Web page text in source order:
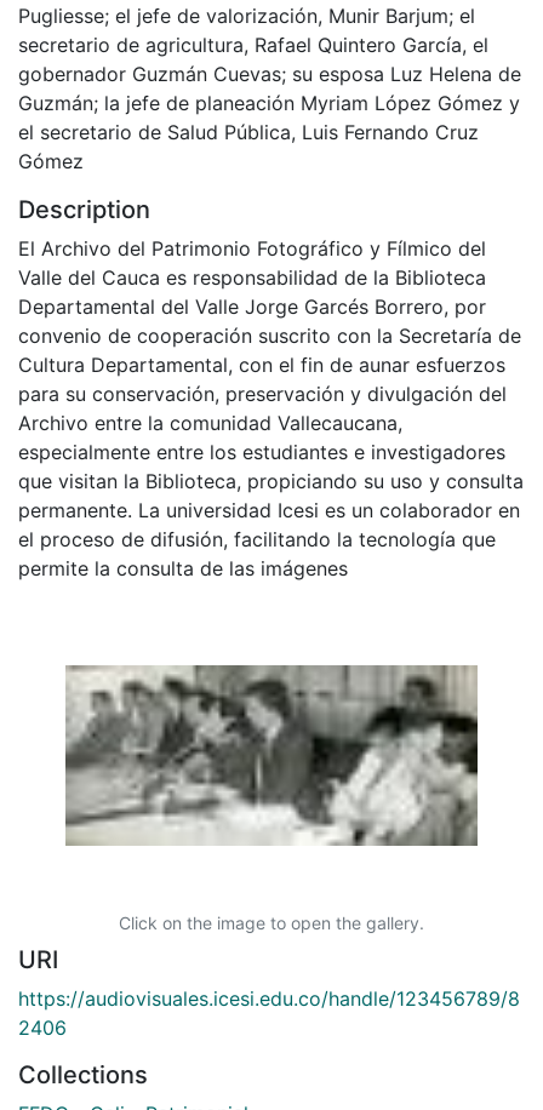
Pugliesse; el jefe de valorización, Munir Barjum; el
secretario de agricultura, Rafael Quintero García, el
gobernador Guzmán Cuevas; su esposa Luz Helena de
Guzmán; la jefe de planeación Myriam López Gómez y
el secretario de Salud Pública, Luis Fernando Cruz
Gómez
Description
El Archivo del Patrimonio Fotográfico y Fílmico del
Valle del Cauca es responsabilidad de la Biblioteca
Departamental del Valle Jorge Garcés Borrero, por
convenio de cooperación suscrito con la Secretaría de
Cultura Departamental, con el fin de aunar esfuerzos
para su conservación, preservación y divulgación del
Archivo entre la comunidad Vallecaucana,
especialmente entre los estudiantes e investigadores
que visitan la Biblioteca, propiciando su uso y consulta
permanente. La universidad Icesi es un colaborador en
el proceso de difusión, facilitando la tecnología que
permite la consulta de las imágenes
Click on the image to open the gallery.
URI
https://audiovisuales.icesi.edu.co/handle/123456789/8
2406
Collections